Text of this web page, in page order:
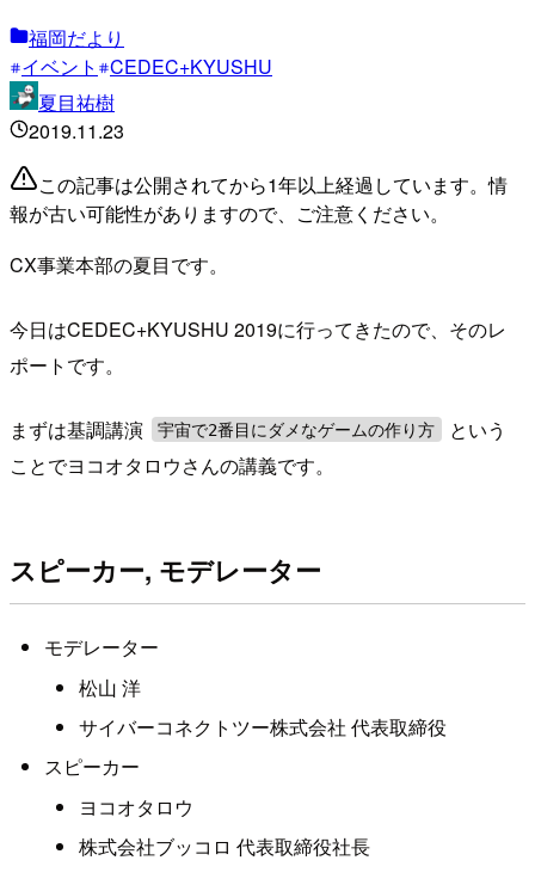
福岡だより
イベント
CEDEC+KYUSHU
夏目祐樹
2019.11.23
この記事は公開されてから1年以上経過しています。情
報が古い可能性がありますので、ご注意ください。
CX事業本部の夏目です。
今日はCEDEC+KYUSHU 2019に行ってきたので、そのレ
ポートです。
まずは基調講演 宇宙で2番目にダメなゲームの作り方
という
ことでヨコオタロウさんの講義です。
スピーカー, モデレーター
モデレーター
松山 洋
サイバーコネクトツー株式会社 代表取締役
スピーカー
ヨコオタロウ
株式会社ブッコロ 代表取締役社長